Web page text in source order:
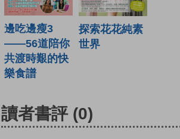
邊吃邊瘦3
——56道陪你
共渡時艱的快
樂食譜
探索花花純素
世界
讀者書評 (0)